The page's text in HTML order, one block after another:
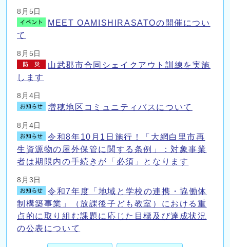
8月5日
MEET OAMISHIRASATOの開催につい
て
8月5日
山武郡市合同シェイクアウト訓練を実施
します
8月4日
増穂地区コミュニティバスについて
8月4日
令和8年10月1日施行！「大網白里市再
生資源物の屋外保管に関する条例」：対象事業
者は期限内の手続きが「必須」となります
8月3日
令和7年度「地域と学校の連携・協働体
制構築事業」（放課後子ども教室）における重
点的に取り組む課題に応じた目標及び達成状況
の公表について